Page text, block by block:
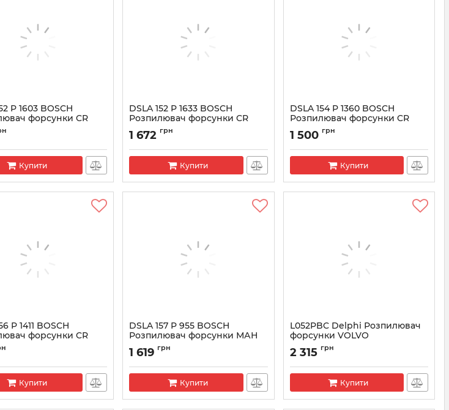
P 1603 BOSCH
форсунки CR
Купити
DSLA 152 P 1633 BOSCH
Розпилювач форсунки CR
0433175468
Артикул:
1 672 грн
Купити
DSLA 154 P 1360 BOSCH
Розпилювач форсунки CR
0433175405
Артикул:
1 500 грн
Купити
P 1411 BOSCH
форсунки CR
Купити
DSLA 157 P 955 BOSCH
Розпилювач форсунки МАН
L2000 (арт. 0433175267)
Артикул:
1 619 грн
Купити
L052PBC Delphi Розпилювач
форсунки VOLVO
(ALLA150FL052) (L038PBC)
Артикул:
2 315 грн
Купити